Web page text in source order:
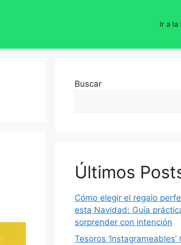
Ir a la
Buscar
Últimos
Cómo elegir el regalo
esta Navidad: Guía
sorprender con intención
Tesoros ‘Instagrameables’